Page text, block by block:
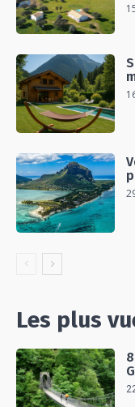
Les plus